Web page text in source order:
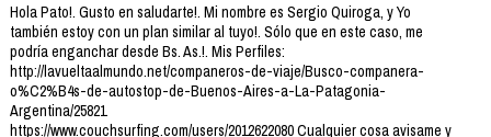
Hola Pato!. Gusto en saludarte!. Mi nombre es Sergio Quiroga, y Yo
también estoy con un plan similar al tuyo!. Sólo que en este caso, me
podría enganchar desde Bs. As.!. Mis Perfiles:
http://lavueltaalmundo.net/companeros-de-viaje/Busco-companera-
o%C2%B4s-de-autostop-de-Buenos-Aires-a-La-Patagonia-
Argentina/25821
https://www.couchsurfing.com/users/2012622080 Cualquier cosa avisame y